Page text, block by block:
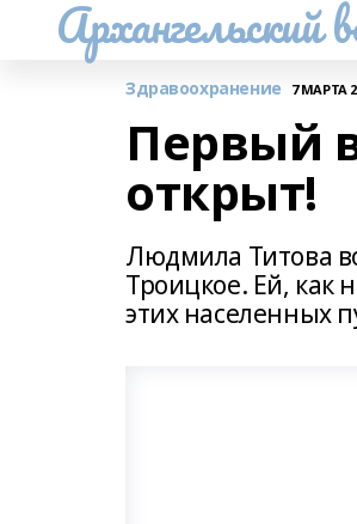
Архангельский
Здравоохранение 7 МАРТА
Первый
открыт!
Людмила Титова
Троицкое. Ей, как
этих населенных